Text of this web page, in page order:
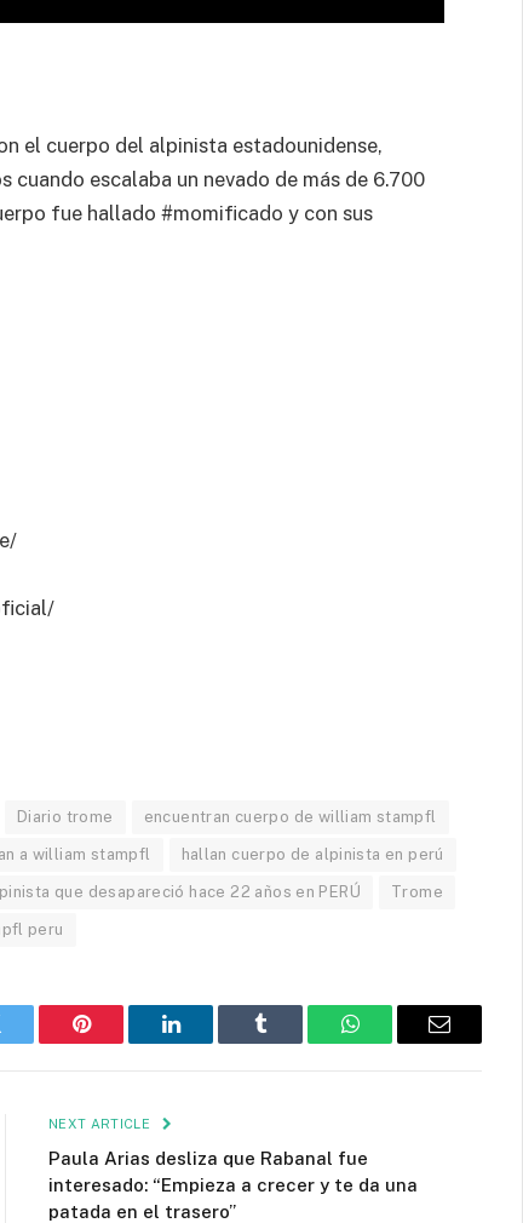
el cuerpo del alpinista estadounidense,
escalaba un nevado de más de 6.700
fue hallado #momificado y con sus
Diario trome encuentran cuerpo de william stampfl
a william stampfl hallan cuerpo de alpinista en perú
que desapareció hace 22 años en PERÚ Trome
peru
Pinterest LinkedIn Tumblr WhatsAppEmail
NEXT ARTICLE
Paula Arias desliza que Rabanal fue
interesado: “Empieza a crecer y te da una
patada en el trasero”